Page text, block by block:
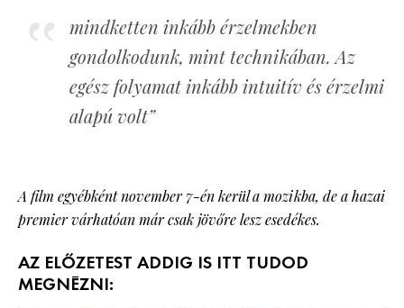
mindketten inkább érzelmekben
gondolkodunk, mint technikában. Az
egész folyamat inkább intuitív és érzelmi
alapú volt”
A film egyébként november 7-én kerül a mozikba, de a hazai
premier várhatóan már csak jövőre lesz esedékes.
AZ ELŐZETEST ADDIG IS ITT TUDOD
MEGNÉZNI: